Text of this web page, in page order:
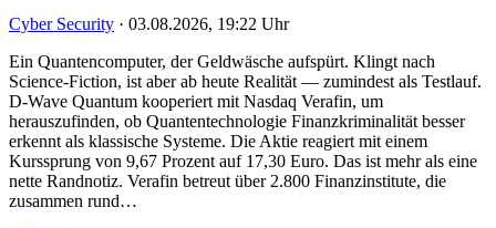
Cyber Security · 03.08.2026, 19:22 Uhr
Ein Quantencomputer, der Geldwäsche aufspürt. Klingt nach
Science-Fiction, ist aber ab heute Realität — zumindest als Testlauf.
D-Wave Quantum kooperiert mit Nasdaq Verafin, um
herauszufinden, ob Quantentechnologie Finanzkriminalität besser
erkennt als klassische Systeme. Die Aktie reagiert mit einem
Kurssprung von 9,67 Prozent auf 17,30 Euro. Das ist mehr als eine
nette Randnotiz. Verafin betreut über 2.800 Finanzinstitute, die
zusammen rund…